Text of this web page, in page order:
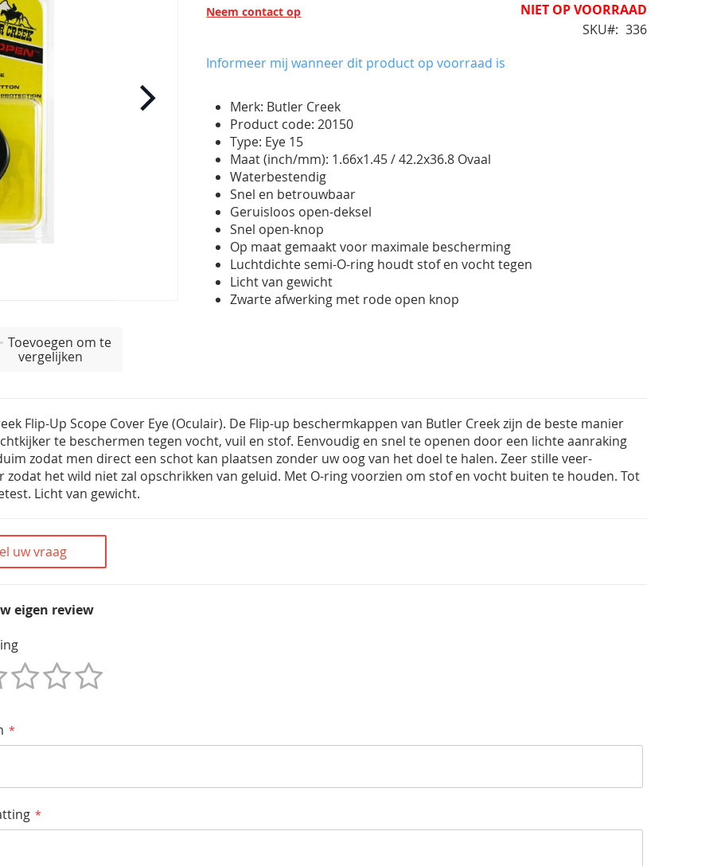
Toevoegen om te
vergelijken
Neem contact op
NIET OP VOORRAAD
SKU
336
Informeer mij wanneer dit product op voorraad is
Merk: Butler Creek
Product code: 20150
Type: Eye 15
Maat (inch/mm): 1.66x1.45 / 42.2x36.8 Ovaal
Waterbestendig
Snel en betrouwbaar
Geruisloos open-deksel
Snel open-knop
Op maat gemaakt voor maximale bescherming
Luchtdichte semi-O-ring houdt stof en vocht tegen
Licht van gewicht
Zwarte afwerking met rode open knop
Flip-Up Scope Cover Eye (Oculair). De Flip-up beschermkappen van Butler Creek zijn de beste manier
te beschermen tegen vocht, vuil en stof. Eenvoudig en snel te openen door een lichte aanraking
zodat men direct een schot kan plaatsen zonder uw oog van het doel te halen. Zeer stille veer-
zodat het wild niet zal opschrikken van geluid. Met O-ring voorzien om stof en vocht buiten te houden. Tot
Licht van gewicht.
uw vraag
eigen review